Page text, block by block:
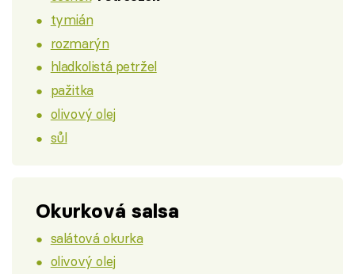
tymián
rozmarýn
hladkolistá petržel
pažitka
olivový olej
sůl
Okurková salsa
salátová okurka
olivový olej